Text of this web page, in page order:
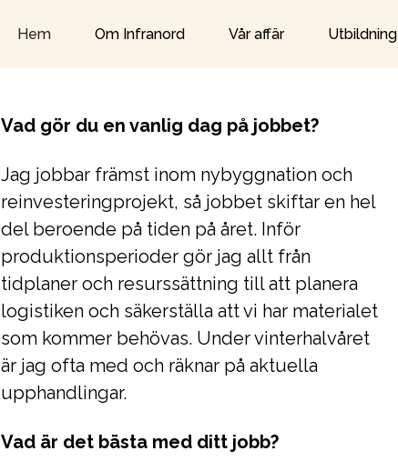
Hem Om Infranord Vår affär Utbildning
Vad gör du en vanlig dag på jobbet?
Jag jobbar främst inom nybyggnation och
reinvesteringprojekt, så jobbet skiftar en hel
del beroende på tiden på året. Inför
produktionsperioder gör jag allt från
tidplaner och resurssättning till att planera
logistiken och säkerställa att vi har materialet
som kommer behövas. Under vinterhalvåret
är jag ofta med och räknar på aktuella
upphandlingar.
Vad är det bästa med ditt jobb?